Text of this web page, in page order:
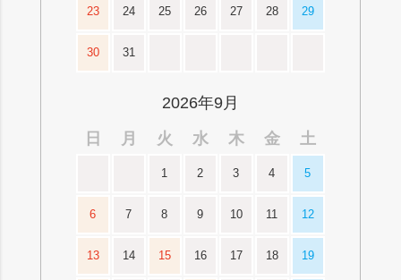
23 24 25 26 27 28 29
30 31
2026年9月
日
月 火 水 木 金 土
1 2 3 4 5
6 7 8 9 10 11 12
13 14 15 16 17 18 19